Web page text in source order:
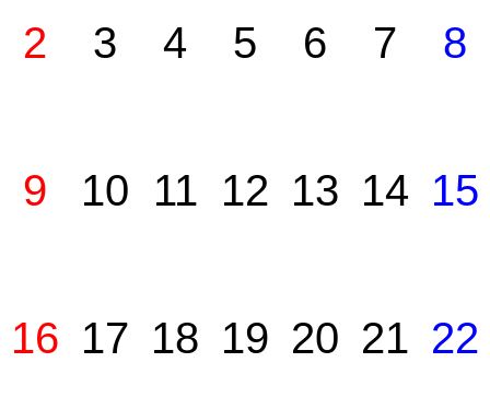
2 3 4 5 6 7 8
9 10 11 12 13 14 15
16 17 18 19 20 21 22